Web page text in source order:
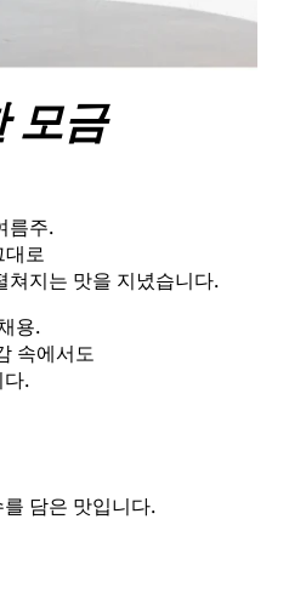
모금
름주.
로
쳐지는 맛을 지녔습니다.
용.
속에서도
.
담은 맛입니다.